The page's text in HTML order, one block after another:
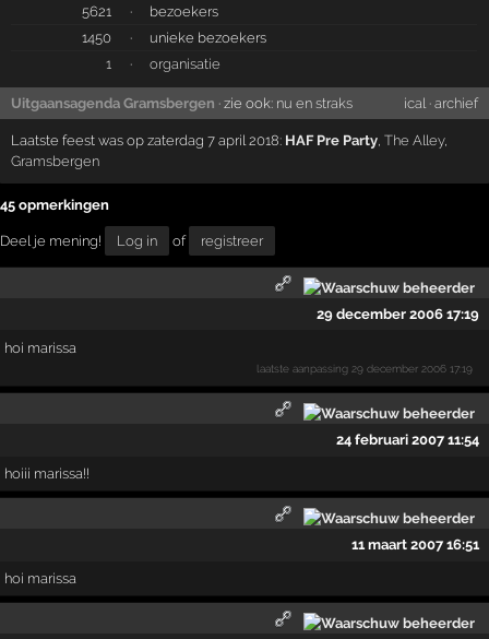
5621
·
bezoekers
1450
·
unieke bezoekers
1
· organisatie
Uitgaansagenda Gramsbergen · zie ook: nu en straks ical· archief
Laatste feest was op zaterdag 7 april 2018: HAF Pre Party,The Alley,
Gramsbergen
45 opmerkingen
Deel je mening! Log in of registreer
29 december 2006 17:19
hoi marissa
laatste aanpassing 29 december 2006 17:19
24 februari 2007 11:54
hoiii marissa!!
11 maart 2007 16:51
hoi marissa